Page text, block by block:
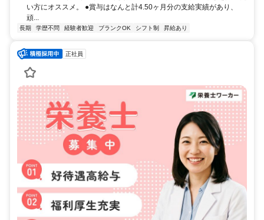
い方にオススメ。 ●賞与はなんと計4.50ヶ月分の支給実績があり、
頑...
長期 学歴不問 経験者歓迎 ブランクOK シフト制 昇給あり
正社員